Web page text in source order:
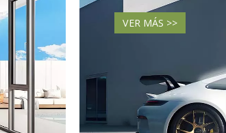
VER MÁS >>